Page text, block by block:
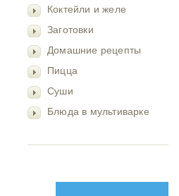
Коктейли и желе
Заготовки
Домашние рецепты
Пицца
Суши
Блюда в мультиварке